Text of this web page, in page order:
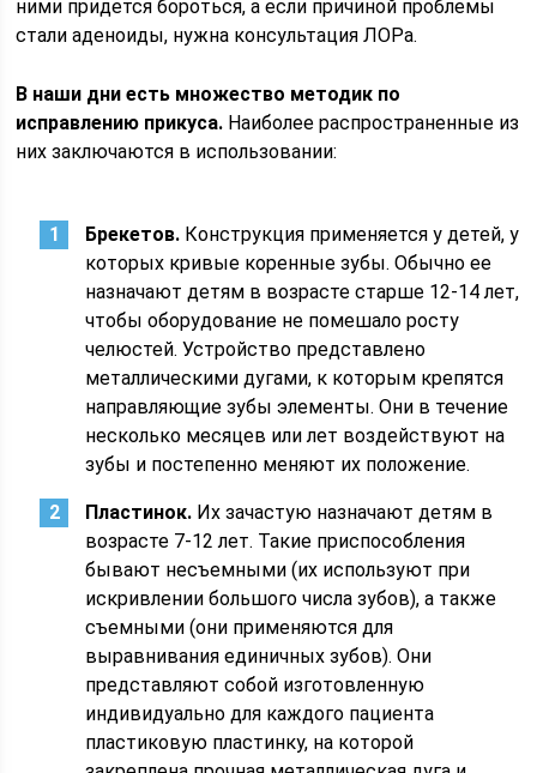
ними придется бороться, а если причиной проблемы
стали аденоиды, нужна консультация ЛОРа.
В наши дни есть множество методик по
исправлению прикуса. Наиболее распространенные из
них заключаются в использовании:
Брекетов. Конструкция применяется у детей, у
которых кривые коренные зубы. Обычно ее
назначают детям в возрасте старше 12-14 лет,
чтобы оборудование не помешало росту
челюстей. Устройство представлено
металлическими дугами, к которым крепятся
направляющие зубы элементы. Они в течение
несколько месяцев или лет воздействуют на
зубы и постепенно меняют их положение.
Пластинок. Их зачастую назначают детям в
возрасте 7-12 лет. Такие приспособления
бывают несъемными (их используют при
искривлении большого числа зубов), а также
съемными (они применяются для
выравнивания единичных зубов). Они
представляют собой изготовленную
индивидуально для каждого пациента
пластиковую пластинку, на которой